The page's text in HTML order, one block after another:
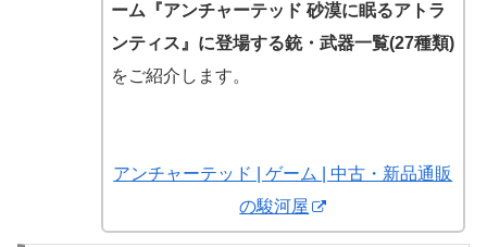
ーム『アンチャーテッド 砂漠に眠るアトラ
ンティス』に登場する銃・武器一覧(27種類)
をご紹介します。
アンチャーテッド | ゲーム | 中古・新品通販
の駿河屋